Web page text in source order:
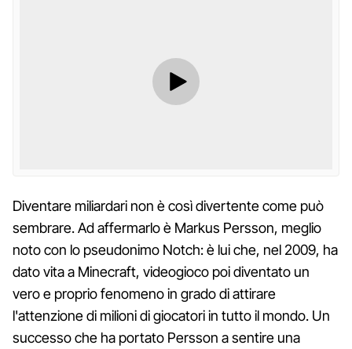
Diventare miliardari non è così divertente come può
sembrare. Ad affermarlo è Markus Persson, meglio
noto con lo pseudonimo Notch: è lui che, nel 2009, ha
dato vita a Minecraft, videogioco poi diventato un
vero e proprio fenomeno in grado di attirare
l'attenzione di milioni di giocatori in tutto il mondo. Un
successo che ha portato Persson a sentire una